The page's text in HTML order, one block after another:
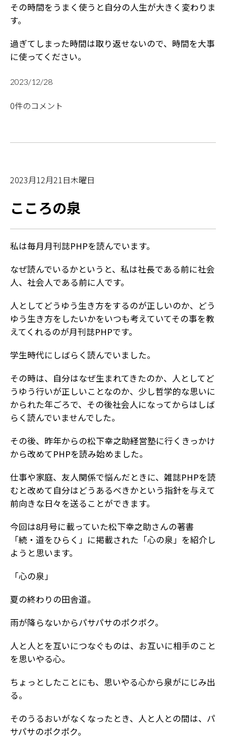
その時間をうまく使うと自分の人生が大きく変わりま
す。
過ぎてしまった時間は取り返せないので、時間を大事
に使ってください。
2023/12/28
0件のコメント
2023月12月21日木曜日
こころの泉
私は毎月月刊誌PHPを読んでいます。
なぜ読んでいるかというと、私は社長である前に社会
人、社会人である前に人です。
人としてどうゆう生き方をするのが正しいのか、どう
ゆう生き方をしたいかをいつも考えていてその事を教
えてくれるのが月刊誌PHPです。
学生時代にしばらく読んでいました。
その時は、自分はなぜ生まれてきたのか、人としてど
うゆう行いが正しいことなのか、少し哲学的な思いに
かられた年ごろで、その後社会人になってからはしば
らく読んでいませんでした。
その後、昨年からの松下幸之助経営塾に行くきっかけ
から改めてPHPを読み始めました。
仕事や家庭、友人関係で悩んだときに、雑誌PHPを読
むと改めて自分はどうあるべきかという指針を与えて
前向きな日々を送ることができます。
今回は8月号に載っていた松下幸之助さんの著書
「続・道をひらく」に掲載された「心の泉」を紹介し
ようと思います。
「心の泉」
夏の終わりの田舎道。
雨が降らないからパサパサのポクポク。
人と人とを互いにつなぐものは、お互いに相手のこと
を思いやる心。
ちょっとしたことにも、思いやる心から泉がにじみ出
る。
そのうるおいがなくなったとき、人と人との間は、パ
サパサのポクポク。